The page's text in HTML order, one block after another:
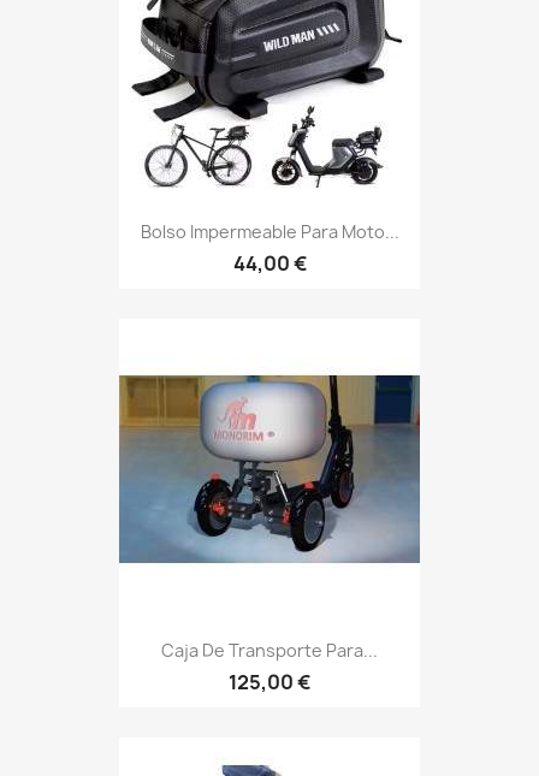
Bolso Impermeable Para Moto...
44,00 €
Caja De Transporte Para...
125,00 €